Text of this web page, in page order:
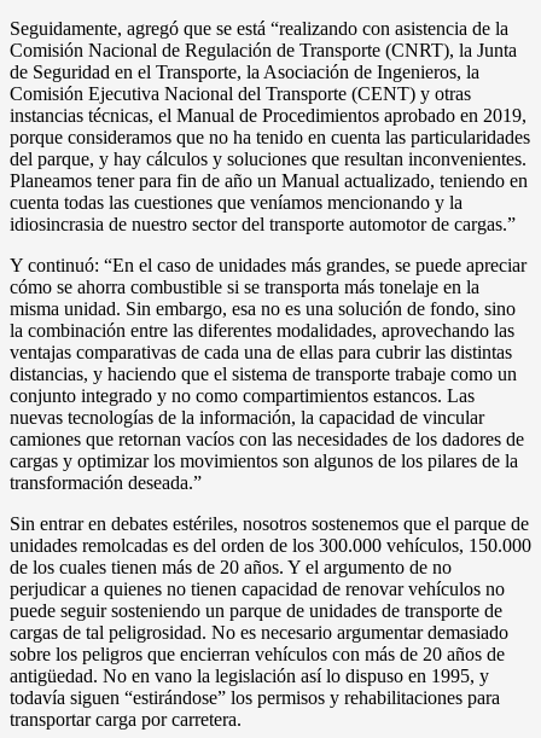
Seguidamente, agregó que se está “realizando con asistencia de la
Comisión Nacional de Regulación de Transporte (CNRT), la Junta
de Seguridad en el Transporte, la Asociación de Ingenieros, la
Comisión Ejecutiva Nacional del Transporte (CENT) y otras
instancias técnicas, el Manual de Procedimientos aprobado en 2019,
porque consideramos que no ha tenido en cuenta las particularidades
del parque, y hay cálculos y soluciones que resultan inconvenientes.
Planeamos tener para fin de año un Manual actualizado, teniendo en
cuenta todas las cuestiones que veníamos mencionando y la
idiosincrasia de nuestro sector del transporte automotor de cargas.”
Y continuó: “En el caso de unidades más grandes, se puede apreciar
cómo se ahorra combustible si se transporta más tonelaje en la
misma unidad. Sin embargo, esa no es una solución de fondo, sino
la combinación entre las diferentes modalidades, aprovechando las
ventajas comparativas de cada una de ellas para cubrir las distintas
distancias, y haciendo que el sistema de transporte trabaje como un
conjunto integrado y no como compartimientos estancos. Las
nuevas tecnologías de la información, la capacidad de vincular
camiones que retornan vacíos con las necesidades de los dadores de
cargas y optimizar los movimientos son algunos de los pilares de la
transformación deseada.”
Sin entrar en debates estériles, nosotros sostenemos que el parque de
unidades remolcadas es del orden de los 300.000 vehículos, 150.000
de los cuales tienen más de 20 años. Y el argumento de no
perjudicar a quienes no tienen capacidad de renovar vehículos no
puede seguir sosteniendo un parque de unidades de transporte de
cargas de tal peligrosidad. No es necesario argumentar demasiado
sobre los peligros que encierran vehículos con más de 20 años de
antigüedad. No en vano la legislación así lo dispuso en 1995, y
todavía siguen “estirándose” los permisos y rehabilitaciones para
transportar carga por carretera.